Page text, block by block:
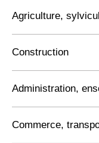
Agriculture,
Construction
Administration,
Commerce,